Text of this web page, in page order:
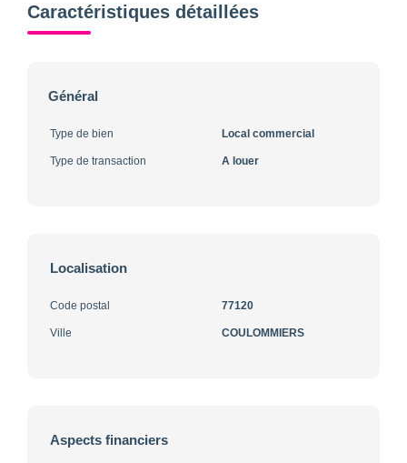
Caractéristiques détaillées
Général
Type de bien Local commercial
Type de transaction A louer
Localisation
Code postal 77120
Ville COULOMMIERS
Aspects financiers